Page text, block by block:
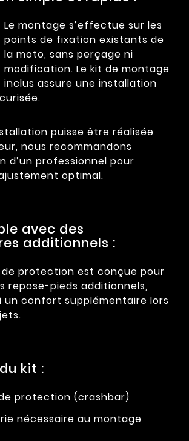
Le montage s’effectue sur les
points de fixation existants de
la moto, sans perçage ni
modification. Le kit de montage
inclus assure une installation
puisse être réalisée
nous recommandons
d’un professionnel pour
optimal.
avec des
additionnels :
protection est conçue pour
repose-pieds additionnels,
confort supplémentaire lors
kit :
protection (crashbar)
nécessaire au montage